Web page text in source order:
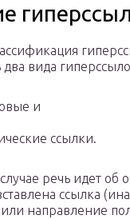
два вида
и
ссылки.
речь идет об
ссылка
направление